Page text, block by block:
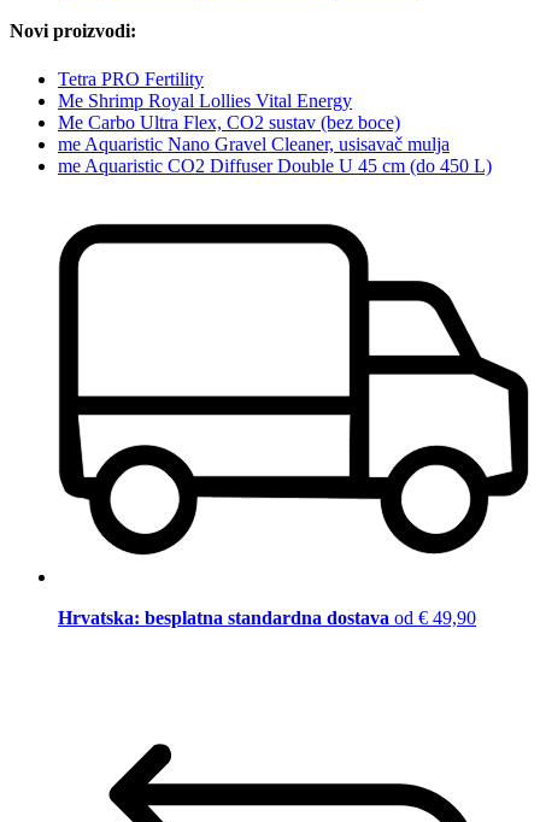
Novi proizvodi:
Tetra PRO Fertility
Me Shrimp Royal Lollies Vital Energy
Me Carbo Ultra Flex, CO2 sustav (bez boce)
me Aquaristic Nano Gravel Cleaner, usisavač mulja
me Aquaristic CO2 Diffuser Double U 45 cm (do 450 L)
Hrvatska: besplatna standardna dostava od € 49,90